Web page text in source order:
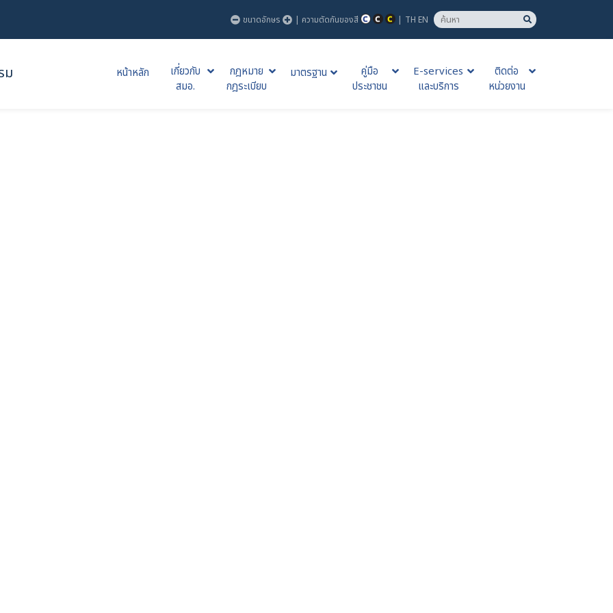
ขนาดอักษร | ความตัดกันของสี | TH EN
ม หน้าหลัก
เกี่ยวกับ
สมอ.
กฎหมาย
กฎระเบียบ
มาตรฐาน
คู่มือ
ประชาชน
E-services
และบริการ
ติดต่อ
หน่วยงาน